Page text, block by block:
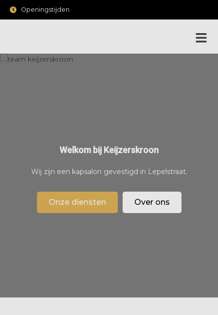
Openingstijden
Welkom bij Keijzerskroon
Wij zijn een kapsalon gevestigd in Lepelstraat.
Onze diensten Over ons